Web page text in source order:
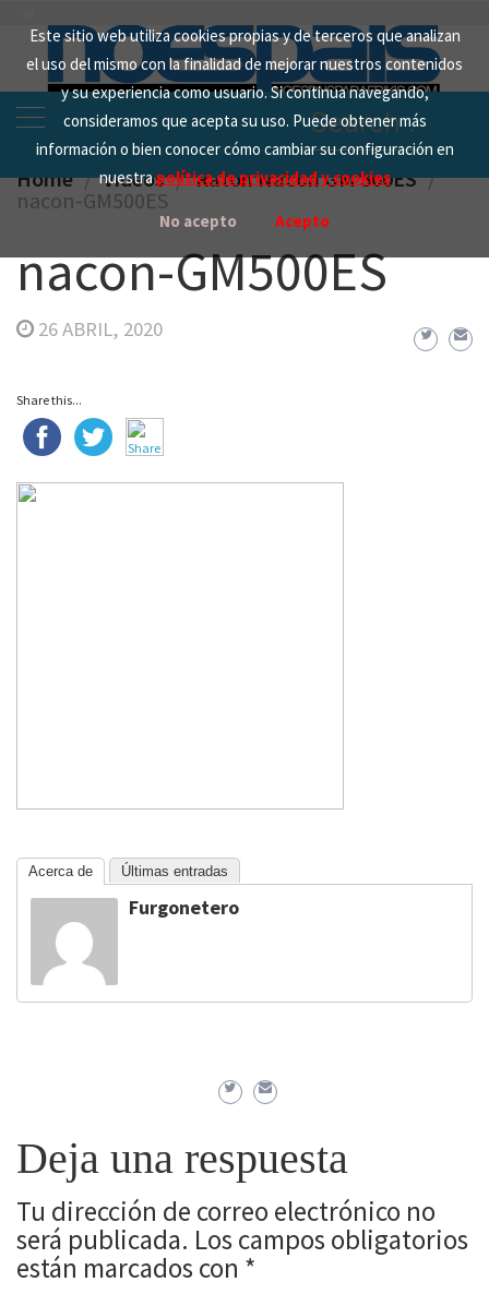
Este sitio web utiliza cookies propias y de terceros que analizan
el uso del mismo con la finalidad de mejorar nuestros contenidos
y su experiencia como usuario. Si continua navegando,
consideramos que acepta su uso. Puede obtener más
información o bien conocer cómo cambiar su configuración en
nuestrapolítica de privacidad y cookies
No acepto Acepto
content
Search
for:
Home Videos Ratón Nacon GM 500ES
nacon-GM500ES
nacon-GM500ES
26 ABRIL, 2020
Share this...
Acerca de Últimas entradas
Furgonetero
Deja una respuesta
Tu dirección de correo electrónico no
será publicada. Los campos obligatorios
están marcados con *